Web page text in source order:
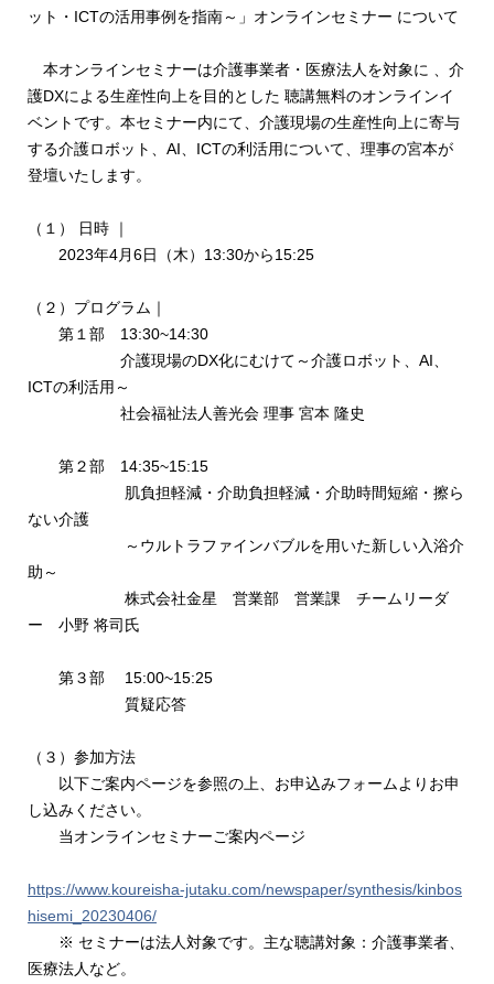
ット・ICTの活用事例を指南～」オンラインセミナー について
本オンラインセミナーは介護事業者・医療法人を対象に 、介
護DXによる生産性向上を目的とした 聴講無料のオンラインイ
ベントです。本セミナー内にて、介護現場の生産性向上に寄与
する介護ロボット、AI、ICTの利活用について、理事の宮本が
登壇いたします。
（１） 日時 ｜
2023年4月6日（木）13:30から15:25
（２）プログラム｜
第１部 13:30~14:30
介護現場のDX化にむけて～介護ロボット、AI、
ICTの利活用～
社会福祉法人善光会 理事 宮本 隆史
第２部 14:35~15:15
肌負担軽減・介助負担軽減・介助時間短縮・擦ら
ない介護
～ウルトラファインバブルを用いた新しい入浴介
助～
株式会社金星 営業部 営業課 チームリーダ
ー 小野 将司氏
第３部 15:00~15:25
質疑応答
（３）参加方法
以下ご案内ページを参照の上、お申込みフォームよりお申
し込みください。
当オンラインセミナーご案内ページ
https://www.koureisha-jutaku.com/newspaper/synthesis/kinbos
hisemi_20230406/
※ セミナーは法人対象です。主な聴講対象：介護事業者、
医療法人など。